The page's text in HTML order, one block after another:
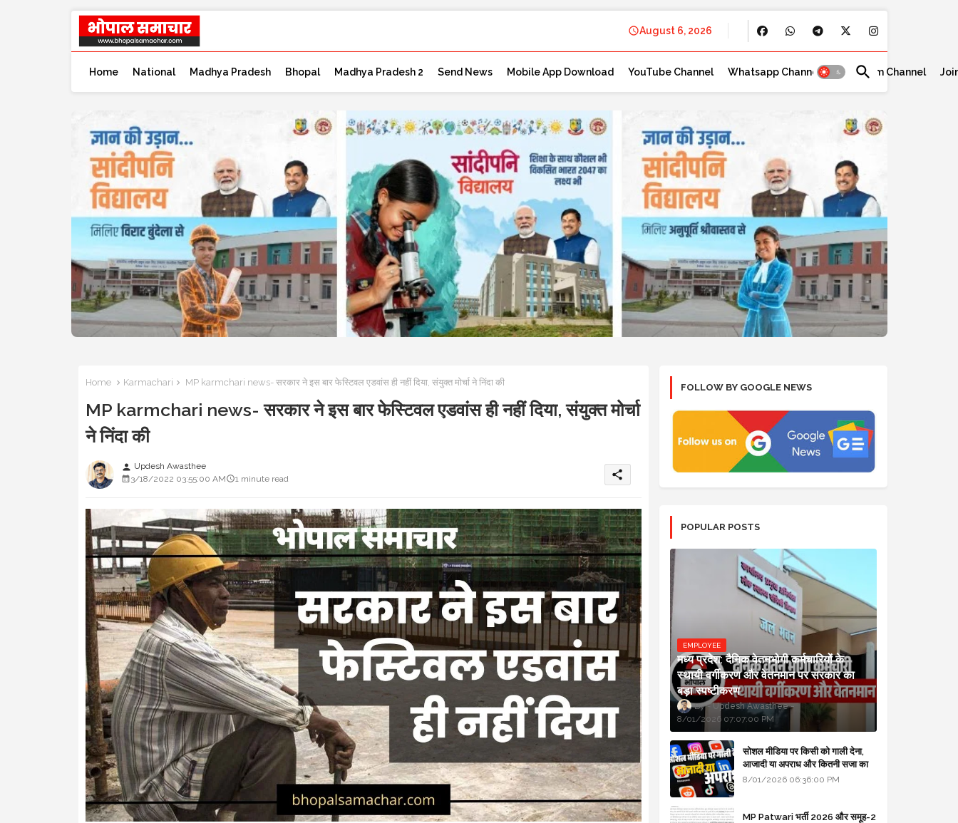
August 6, 2026
Home National Madhya Pradesh Bhopal Madhya Pradesh 2 Send News Mobile App Download YouTube Channel Whatsapp Channel Telegram Channel
Home Karmachari MP karmchari news- सरकार ने इस बार फेस्टिवल एडवांस ही नहीं दिया, संयुक्त मोर्चा ने निंदा की
MP karmchari news- सरकार ने इस बार फेस्टिवल एडवांस ही नहीं दिया, संयुक्त मोर्चा
ने निंदा की
person Updesh Awasthee
3/18/2022 03:55:00 AM
1 minute read share
FOLLOW BY GOOGLE NEWS
POPULAR POSTS
EMPLOYEE
मध्य प्रदेश: दैनिक वेतनभोगी कर्मचारियों के
स्थायी वर्गीकरण और वेतनमान पर सरकार का
बड़ा स्पष्टीकरण
Updesh Awasthee
8/01/2026 07:07:00 PM
सोशल मीडिया पर किसी को गाली देना,
आजादी या अपराध और कितनी सजा का
प्रावधान - free legal advice
8/01/2026 06:36:00 PM
MP Patwari भर्ती 2026 और समूह-2